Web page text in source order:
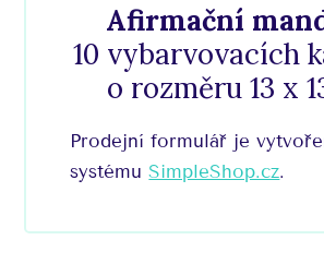
Afirmační
10 vybarvovacích
o rozměru 13 x
Prodejní formulář je
systémuSimpleShop.cz.